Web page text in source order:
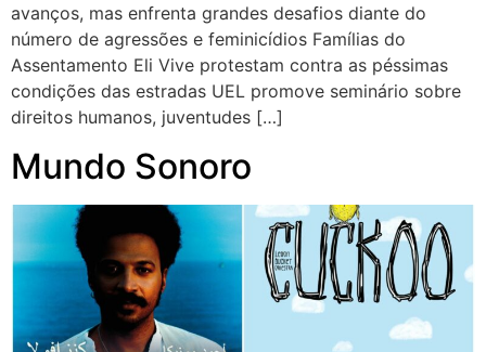
avanços, mas enfrenta grandes desafios diante do
número de agressões e feminicídios Famílias do
Assentamento Eli Vive protestam contra as péssimas
condições das estradas UEL promove seminário sobre
direitos humanos, juventudes […]
Mundo Sonoro